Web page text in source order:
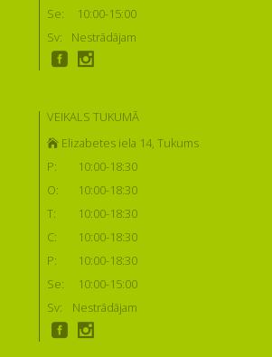
Se:
10:00-15:00
Sv:
Nestrādājam
VEIKALS TUKUMĀ
Elizabetes iela 14, Tukums
P:
10:00-18:30
O:
10:00-18:30
T:
10:00-18:30
C:
10:00-18:30
P:
10:00-18:30
Se:
10:00-15:00
Sv:
Nestrādājam